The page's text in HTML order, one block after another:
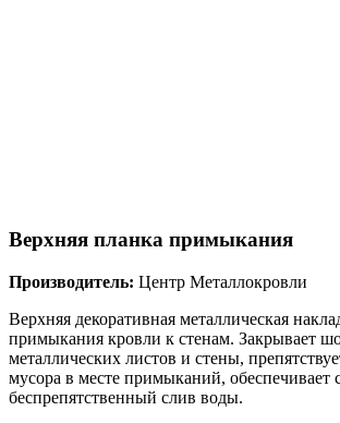
Верхняя планка примыкания
Производитель: Центр Металлокровли
Верхняя декоративная металлическая
примыкания кровли к стенам. Закрывает
металлических листов и стены,
мусора в месте примыканий, обеспечивает
беспрепятственный слив воды.